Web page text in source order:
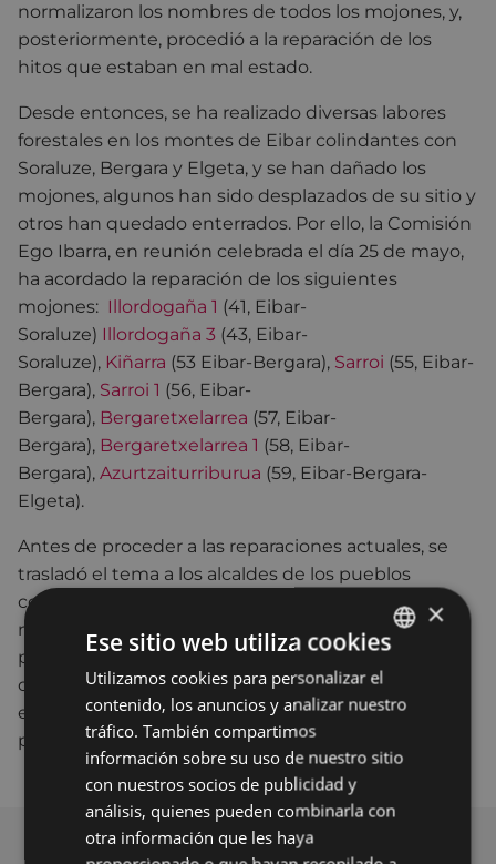
normalizaron los nombres de todos los mojones, y,
posteriormente, procedió a la reparación de los
hitos que estaban en mal estado.
Desde entonces, se ha realizado diversas labores
forestales en los montes de Eibar colindantes con
Soraluze, Bergara y Elgeta, y se han dañado los
mojones, algunos han sido desplazados de su sitio y
otros han quedado enterrados. Por ello, la Comisión
Ego Ibarra, en reunión celebrada el día 25 de mayo,
ha acordado la reparación de los siguientes
mojones: Illordogaña 1 (41, Eibar-
Soraluze) Illordogaña 3 (43, Eibar-
Soraluze), Kiñarra (53 Eibar-Bergara), Sarroi (55, Eibar-
Bergara), Sarroi 1 (56, Eibar-
Bergara), Bergaretxelarrea (57, Eibar-
Bergara), Bergaretxelarrea 1 (58, Eibar-
Bergara), Azurtzaiturriburua (59, Eibar-Bergara-
Elgeta).
Antes de proceder a las reparaciones actuales, se
trasladó el tema a los alcaldes de los pueblos
colindantes junto con los que compartimos los
mojones afectados, y todos dieron su visto bueno
por su gran interés histórico y como base para
conservar, preservar y reponer uno de los
elementos más relevantes de la memoria de todo
pueblo: sus mojones, sus límites municipales.
BASQUE
SPANISH
×
Ese sitio web utiliza cookies
Utilizamos cookies para personalizar el
contenido, los anuncios y analizar nuestro
tráfico. También compartimos
información sobre su uso de nuestro sitio
con nuestros socios de publicidad y
análisis, quienes pueden combinarla con
otra información que les haya